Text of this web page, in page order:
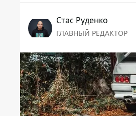
Стаc Руденко
ГЛАВНЫЙ РЕДАКТОР